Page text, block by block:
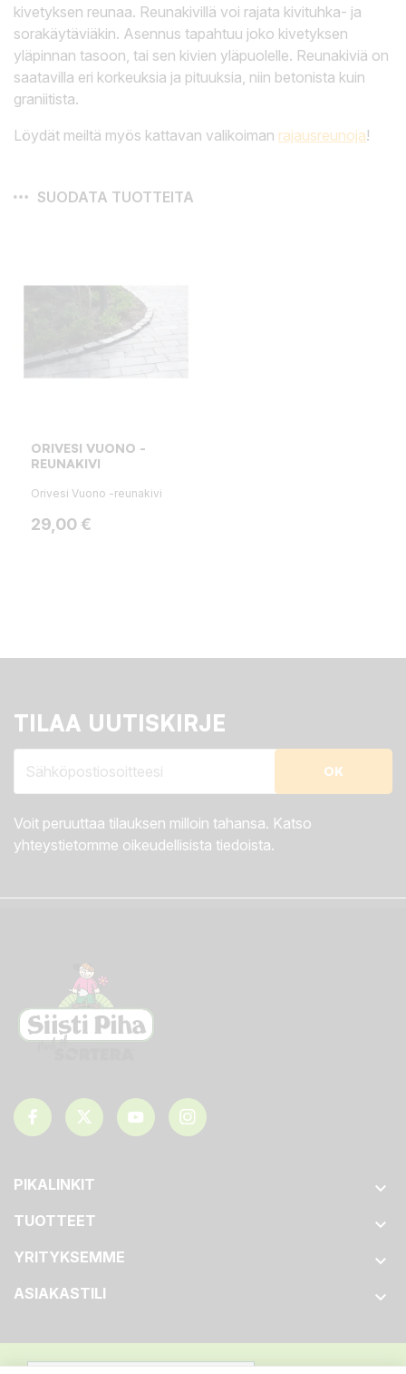
kivetyksen reunaa. Reunakivillä voi rajata kivituhka- ja
sorakäytäviäkin. Asennus tapahtuu joko kivetyksen
yläpinnan tasoon, tai sen kivien yläpuolelle. Reunakiviä on
saatavilla eri korkeuksia ja pituuksia, niin betonista kuin
graniitista.
Löydät meiltä myös kattavan valikoiman rajausreunoja!
SUODATA TUOTTEITA
ORIVESI VUONO -
REUNAKIVI
Orivesi Vuono -reunakivi
Hinta
29,00 €
TILAA UUTISKIRJE
Voit peruuttaa tilauksen milloin tahansa. Katso
yhteystietomme oikeudellisista tiedoista.
PIKALINKIT 
TUOTTEET 
YRITYKSEMME 
ASIAKASTILI 